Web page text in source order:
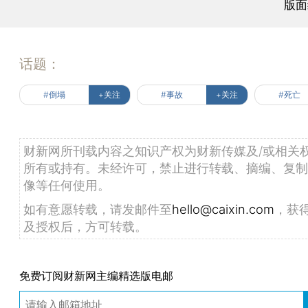
版
话题：
#倒塌 +关注 #事故 +关注 #死亡
财新网所刊载内容之知识产权为财新传媒及/或相关
所有或持有。未经许可，禁止进行转载、摘编、复
像等任何使用。
如有意愿转载，请发邮件至hello@caixin.com ，获
及授权后，方可转载。
免费订阅财新网主编精选版电邮